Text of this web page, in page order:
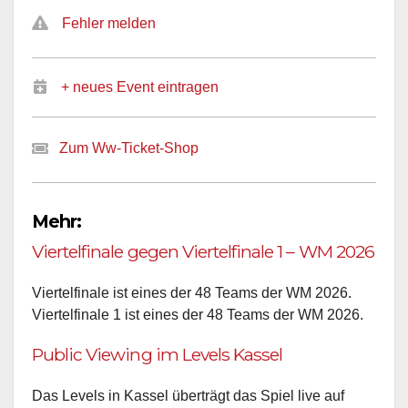
Fehler melden
+ neues Event eintragen
Zum Ww-Ticket-Shop
Mehr:
Viertelfinale gegen Viertelfinale 1 – WM 2026
Viertelfinale ist eines der 48 Teams der WM 2026.
Viertelfinale 1 ist eines der 48 Teams der WM 2026.
Public Viewing im Levels Kassel
Das Levels in Kassel überträgt das Spiel live auf